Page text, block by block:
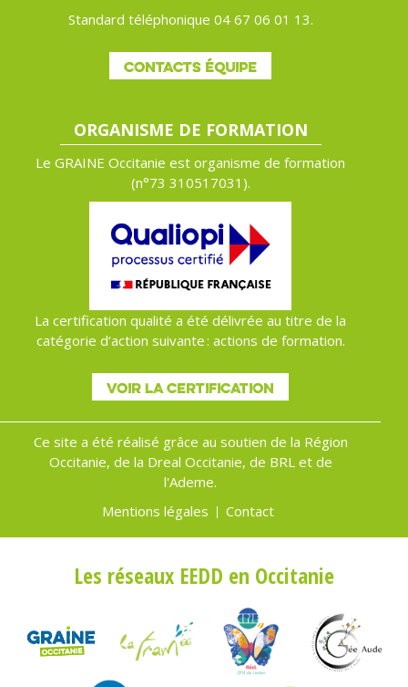
Standard téléphonique 04 67 06 01 13.
CONTACTS ÉQUIPE
ORGANISME DE FORMATION
Le GRAINE Occitanie est organisme de formation
(n°73 310517031).
La certification qualité a été délivrée au titre de la
catégorie d’action suivante : actions de formation.
VOIR LA CERTIFICATION
Ce site a été réalisé grâce au soutien de la Région
Occitanie, de la Dreal Occitanie, de BRL et de
l'Ademe.
Menu
Mentions légales Contact
Les réseaux EEDD en Occitanie